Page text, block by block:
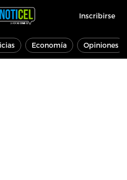
Inscribirse
Economía Opiniones